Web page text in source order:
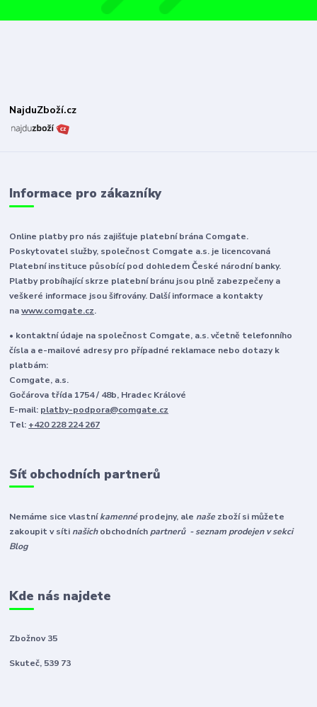
NajduZboží.cz
Informace pro zákazníky
Online platby pro nás zajišťuje platební brána Comgate.
Poskytovatel služby, společnost Comgate a.s. je licencovaná
Platební instituce působící pod dohledem České národní banky.
Platby probíhající skrze platební bránu jsou plně zabezpečeny a
veškeré informace jsou šifrovány. Další informace a kontakty
nawww.comgate.cz.
• kontaktní údaje na společnost Comgate, a.s. včetně telefonního
čísla a e-mailové adresy pro případné reklamace nebo dotazy k
platbám:
Comgate, a.s.
Gočárova třída 1754 / 48b, Hradec Králové
E-mail: platby-podpora@comgate.cz
Tel: +420 228 224 267
Síť obchodních partnerů
Nemáme sice vlastníkamennéprodejny, ale naše zboží si můžete
zakoupit v síti našichobchodních partnerů - seznam prodejen v sekci
Blog
Kde nás najdete
Zbožnov 35
Skuteč, 539 73